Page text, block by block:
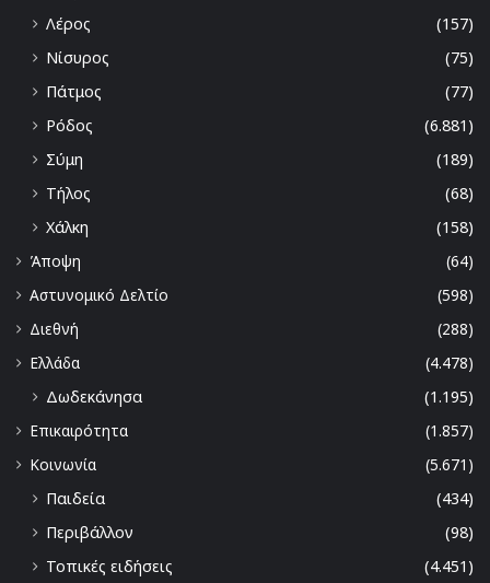
Λέρος
(157)
Νίσυρος
(75)
Πάτμος
(77)
Ρόδος
(6.881)
Σύμη
(189)
Τήλος
(68)
Χάλκη
(158)
Άποψη
(64)
Αστυνομικό Δελτίο
(598)
Διεθνή
(288)
Ελλάδα
(4.478)
Δωδεκάνησα
(1.195)
Επικαιρότητα
(1.857)
Κοινωνία
(5.671)
Παιδεία
(434)
Περιβάλλον
(98)
Τοπικές ειδήσεις
(4.451)